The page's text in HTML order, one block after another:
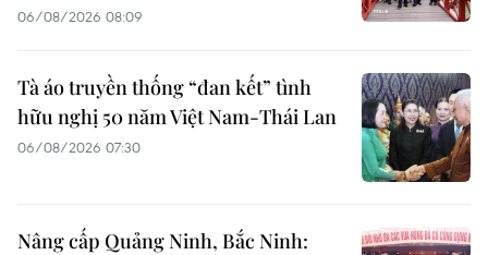
06/08/2026 08:09
Tà áo truyền thống “đan kết” tình
hữu nghị 50 năm Việt Nam-Thái Lan
06/08/2026 07:30
Nâng cấp Quảng Ninh, Bắc Ninh: